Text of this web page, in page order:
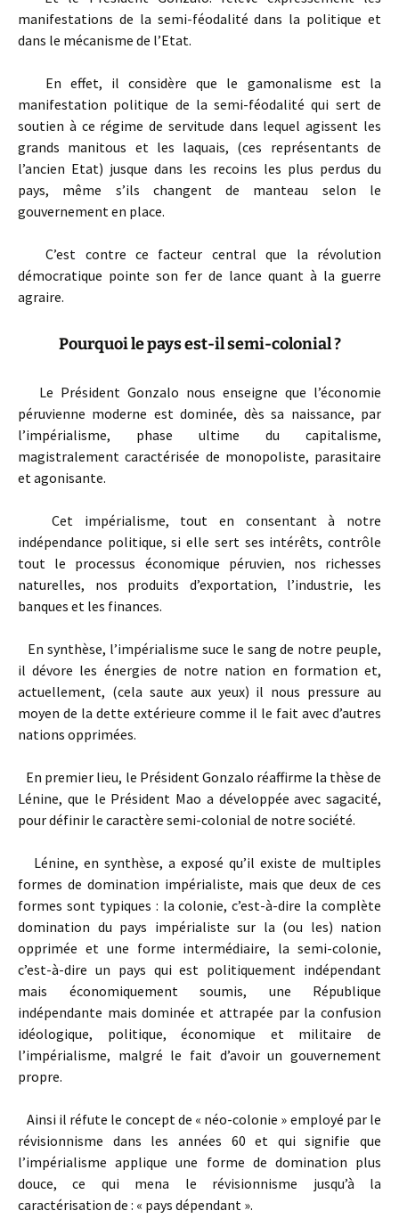
manifestations de la semi-féodalité dans la politique et
dans le mécanisme de l’Etat.
En effet, il considère que le gamonalisme est la
manifestation politique de la semi-féodalité qui sert de
soutien à ce régime de servitude dans lequel agissent les
grands manitous et les laquais, (ces représentants de
l’ancien Etat) jusque dans les recoins les plus perdus du
pays, même s’ils changent de manteau selon le
gouvernement en place.
C’est contre ce facteur central que la révolution
démocratique pointe son fer de lance quant à la guerre
agraire.
Pourquoi le pays est-il semi-colonial ?
Le Président Gonzalo nous enseigne que l’économie
péruvienne moderne est dominée, dès sa naissance, par
l’impérialisme, phase ultime du capitalisme,
magistralement caractérisée de monopoliste, parasitaire
et agonisante.
Cet impérialisme, tout en consentant à notre
indépendance politique, si elle sert ses intérêts, contrôle
tout le processus économique péruvien, nos richesses
naturelles, nos produits d’exportation, l’industrie, les
banques et les finances.
En synthèse, l’impérialisme suce le sang de notre peuple,
il dévore les énergies de notre nation en formation et,
actuellement, (cela saute aux yeux) il nous pressure au
moyen de la dette extérieure comme il le fait avec d’autres
nations opprimées.
En premier lieu, le Président Gonzalo réaffirme la thèse de
Lénine, que le Président Mao a développée avec sagacité,
pour définir le caractère semi-colonial de notre société.
Lénine, en synthèse, a exposé qu’il existe de multiples
formes de domination impérialiste, mais que deux de ces
formes sont typiques : la colonie, c’est-à-dire la complète
domination du pays impérialiste sur la (ou les) nation
opprimée et une forme intermédiaire, la semi-colonie,
c’est-à-dire un pays qui est politiquement indépendant
mais économiquement soumis, une République
indépendante mais dominée et attrapée par la confusion
idéologique, politique, économique et militaire de
l’impérialisme, malgré le fait d’avoir un gouvernement
propre.
Ainsi il réfute le concept de « néo-colonie » employé par le
révisionnisme dans les années 60 et qui signifie que
l’impérialisme applique une forme de domination plus
douce, ce qui mena le révisionnisme jusqu’à la
caractérisation de : « pays dépendant ».